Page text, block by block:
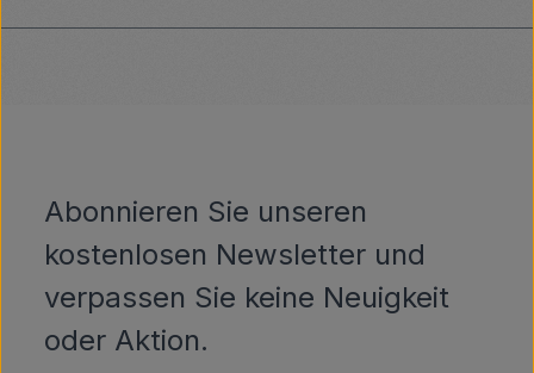
Abonnieren Sie unseren
kostenlosen Newsletter und
verpassen Sie keine Neuigkeit
oder Aktion.